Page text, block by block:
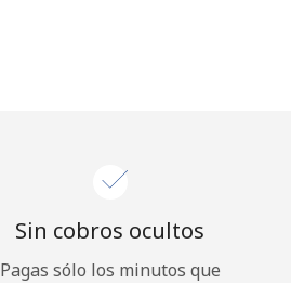
Sin cobros ocultos
Pagas sólo los minutos que